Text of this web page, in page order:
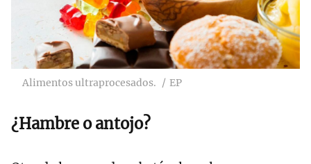
Alimentos ultraprocesados. EP
¿Hambre o antojo?